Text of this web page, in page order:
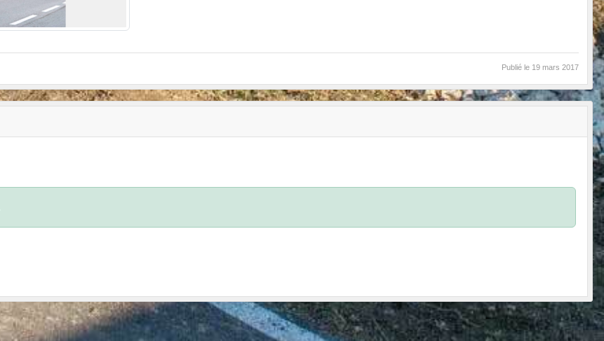
Publié le 19 mars 2017